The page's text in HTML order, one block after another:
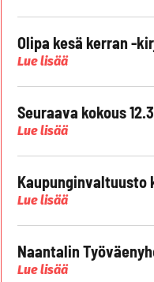
Olipa kesä kerran -
Lue lisää
Seuraava kokous
Lue lisää
Kaupunginvaltuusto
Lue lisää
Naantalin
Lue lisää